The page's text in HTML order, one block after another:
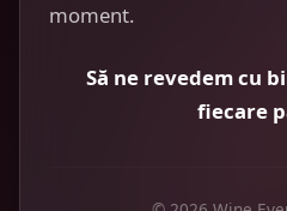
moment.
Să ne revedem cu
fiecare